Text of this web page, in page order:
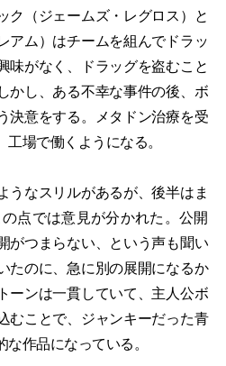
ク（ジェームズ・レグロス）と
アム）はチームを組んでドラッ
味がなく、ドラッグを盗むこと
かし、ある不幸な事件の後、ボ
決意をする。メタドン治療を受
場で働くようになる。
なスリルがあるが、後半はま
点では意見が分かれた。公開
がつまらない、という声も聞い
たのに、急に別の展開になるか
ーンは一貫していて、主人公ボ
むことで、ジャンキーだった青
作品になっている。